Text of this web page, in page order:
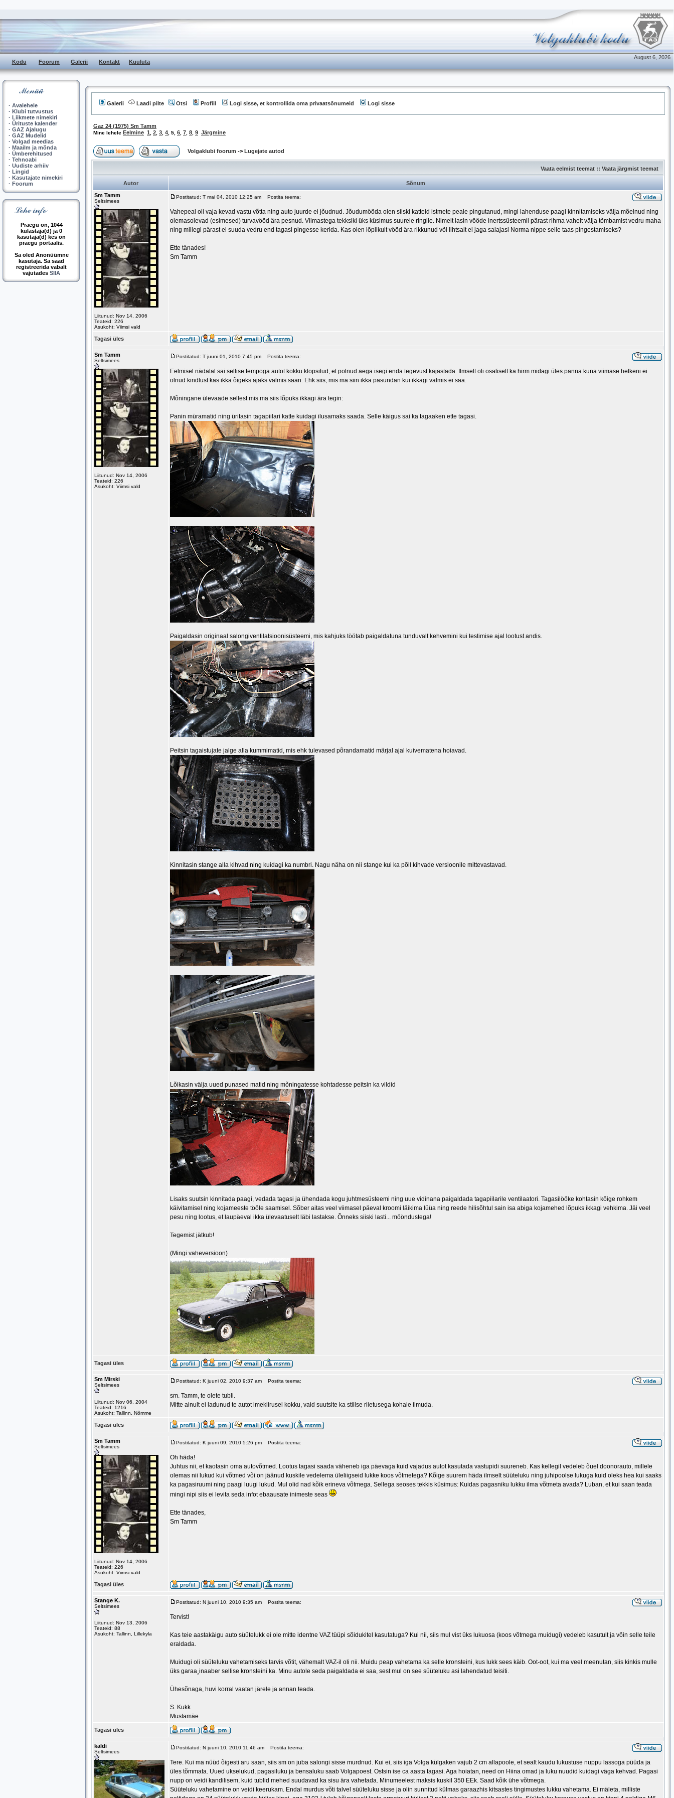
Kodu Foorum Galerii Kontakt Kuuluta
August 6, 2026
· Avalehele
· Klubi tutvustus
· Liikmete nimekiri
· Ürituste kalender
· GAZ Ajalugu
· GAZ Mudelid
· Volgad meedias
· Maailm ja mõnda
· Ümberehitused
· Tehnoabi
· Uudiste arhiiv
· Lingid
· Kasutajate nimekiri
· Foorum
Praegu on, 1044
külastaja(d) ja 0
kasutaja(d) kes on
praegu portaalis.
Sa oled Anonüümne
kasutaja. Sa saad
registreerida vabalt
vajutades SIIA
Galerii Laadi pilte Otsi Profiil Logi sisse, et kontrollida oma privaatsõnumeid Logi sisse
Gaz 24 (1975) Sm Tamm
Mine lehele Eelmine 1 2 3 4 5 6 7 8 9 Järgmine
Volgaklubi foorum -> Lugejate autod
Vaata eelmist teemat :: Vaata järgmist teemat
Autor
Sõnum
Sm Tamm
Seltsimees
Liitunud: Nov 14, 2006
Teateid: 226
Asukoht: Viimsi vald
Postitatud: T mai 04, 2010 12:25 am Postita teema:
Vahepeal oli vaja kevad vastu võtta ning auto juurde ei jõudnud. Jõudumööda olen siiski katteid istmete peale pingutanud, mingi lahenduse paagi kinnitamiseks välja mõelnud ning
olemasolevad (esimesed) turvavööd ära pesnud. Viimastega tekksiki üks küsimus suurele ringile. Nimelt lasin vööde inertssüsteemil pärast rihma vahelt välja tõmbamist vedru maha
ning millegi pärast ei suuda vedru end tagasi pingesse kerida. Kas olen lõplikult vööd ära rikkunud või lihtsalt ei jaga salajasi Norma nippe selle taas pingestamiseks?
Ette tänades!
Sm Tamm
Tagasi üles
Sm Tamm
Seltsimees
Liitunud: Nov 14, 2006
Teateid: 226
Asukoht: Viimsi vald
Postitatud: T juuni 01, 2010 7:45 pm Postita teema:
Eelmisel nädalal sai sellise tempoga autot kokku klopsitud, et polnud aega isegi enda tegevust kajastada. Ilmselt oli osaliselt ka hirm midagi üles panna kuna viimase hetkeni ei
olnud kindlust kas ikka õigeks ajaks valmis saan. Ehk siis, mis ma siin ikka pasundan kui ikkagi valmis ei saa.
Mõningane ülevaade sellest mis ma siis lõpuks ikkagi ära tegin:
Panin müramatid ning üritasin tagapiilari katte kuidagi ilusamaks saada. Selle käigus sai ka tagaaken ette tagasi.
Paigaldasin originaal salongiventilatsioonisüsteemi, mis kahjuks töötab paigaldatuna tunduvalt kehvemini kui testimise ajal lootust andis.
Peitsin tagaistujate jalge alla kummimatid, mis ehk tulevased põrandamatid märjal ajal kuivematena hoiavad.
Kinnitasin stange alla kihvad ning kuidagi ka numbri. Nagu näha on nii stange kui ka põll kihvade versioonile mittevastavad.
Lõikasin välja uued punased matid ning mõningatesse kohtadesse peitsin ka vildid
Lisaks suutsin kinnitada paagi, vedada tagasi ja ühendada kogu juhtmesüsteemi ning uue vidinana paigaldada tagapiilarile ventilaatori. Tagasilööke kohtasin kõige rohkem
käivitamisel ning kojameeste tööle saamisel. Sõber aitas veel viimasel päeval kroomi läikima lüüa ning reede hilisõhtul sain isa abiga kojamehed lõpuks ikkagi vehkima. Jäi veel
pesu ning lootus, et laupäeval ikka ülevaatuselt läbi lastakse. Õnneks siiski lasti... mööndustega!
Tegemist jätkub!
(Mingi vaheversioon)
Tagasi üles
Sm Mirski
Seltsimees
Liitunud: Nov 06, 2004
Teateid: 1216
Asukoht: Tallinn, Nõmme
Postitatud: K juuni 02, 2010 9:37 am Postita teema:
sm. Tamm, te olete tubli.
Mitte ainult ei ladunud te autot imekiirusel kokku, vaid suutsite ka stiilse riietusega kohale ilmuda.
Tagasi üles
Sm Tamm
Seltsimees
Liitunud: Nov 14, 2006
Teateid: 226
Asukoht: Viimsi vald
Postitatud: K juuni 09, 2010 5:26 pm Postita teema:
Oh häda!
Juhtus nii, et kaotasin oma autovõtmed. Lootus tagasi saada väheneb iga päevaga kuid vajadus autot kasutada vastupidi suureneb. Kas kellegil vedeleb õuel doonorauto, millele
olemas nii lukud kui võtmed või on jäänud kuskile vedelema üleliigseid lukke koos võtmetega? Kõige suurem häda ilmselt süüteluku ning juhipoolse lukuga kuid oleks hea kui saaks
ka pagasiruumi ning paagi luugi lukud. Mul olid nad kõik erineva võtmega. Sellega seoses tekkis küsimus: Kuidas pagasniku lukku ilma võtmeta avada? Luban, et kui saan teada
mingi nipi siis ei levita seda infot ebaausate inimeste seas
Ette tänades,
Sm Tamm
Tagasi üles
Stange K.
Seltsimees
Liitunud: Nov 13, 2006
Teateid: 88
Asukoht: Tallinn, Lillekyla
Postitatud: N juuni 10, 2010 9:35 am Postita teema:
Tervist!
Kas teie aastakäigu auto süütelukk ei ole mitte identne VAZ tüüpi sõidukitel kasutatuga? Kui nii, siis mul vist üks lukuosa (koos võtmega muidugi) vedeleb kasutult ja võin selle teile
eraldada.
Muidugi oli süüteluku vahetamiseks tarvis võtit, vähemalt VAZ-il oli nii. Muidu peap vahetama ka selle kronsteini, kus lukk sees käib. Oot-oot, kui ma veel meenutan, siis kinkis mulle
üks garaa¸inaaber sellise kronsteini ka. Minu autole seda paigaldada ei saa, sest mul on see süüteluku asi lahendatud teisiti.
Ühesõnaga, huvi korral vaatan järele ja annan teada.
S. Kukk
Mustamäe
Tagasi üles
kaldi
Seltsimees
Postitatud: N juuni 10, 2010 11:46 am Postita teema:
Tere. Kui ma nüüd õigesti aru saan, siis sm on juba salongi sisse murdnud. Kui ei, siis iga Volga külgaken vajub 2 cm allapoole, et sealt kaudu lukustuse nuppu lassoga püüda ja
üles tõmmata. Uued ukselukud, pagasiluku ja bensaluku saab Volgapoest. Ostsin ise ca aasta tagasi. Aga hoiatan, need on Hiina omad ja luku nuudid kuidagi väga kehvad. Pagasi
nupp on veidi kandilisem, kuid tublid mehed suudavad ka sisu ära vahetada. Minumeelest maksis kuskil 350 EEk. Saad kõik ühe võtmega.
Süüteluku vahetamine on veidi keerukam. Endal murdus võti talvel süüteluku sisse ja olin sunnitud külmas garaazhis kitsastes tingimustes lukku vahetama. Ei mäleta, milliste